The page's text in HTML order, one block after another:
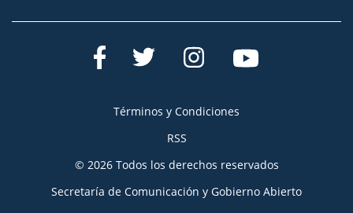
Términos y Condiciones
RSS
© 2026 Todos los derechos reservados
Secretaría de Comunicación y Gobierno Abierto